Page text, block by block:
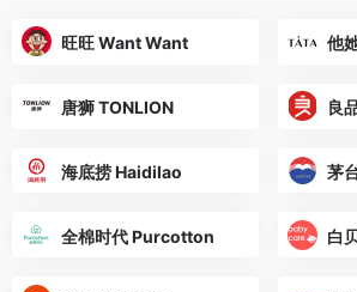
旺旺 Want Want 他
唐狮 TONLION 良
海底捞 Haidilao 茅
全棉时代 Purcotton 白